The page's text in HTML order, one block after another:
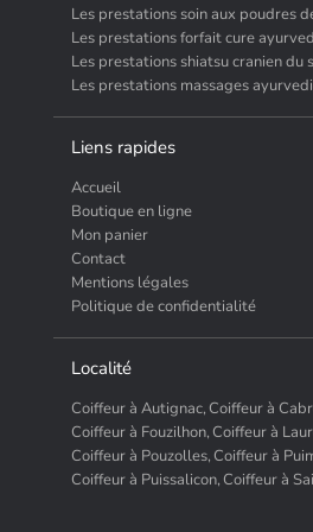
Les prestations soin aux poudres
Les prestations forfait cure
Les prestations shiatsu cranien du
Les prestations massages
Liens rapides
Accueil
Boutique en ligne
Mon panier
Contact
Mentions légales
Politique de confidentialité
Localité
Coiffeur à Autignac, Coiffeur à
Coiffeur à Fouzilhon, Coiffeur à
Coiffeur à Pouzolles, Coiffeur à
Coiffeur à Puissalicon, Coiffeur à